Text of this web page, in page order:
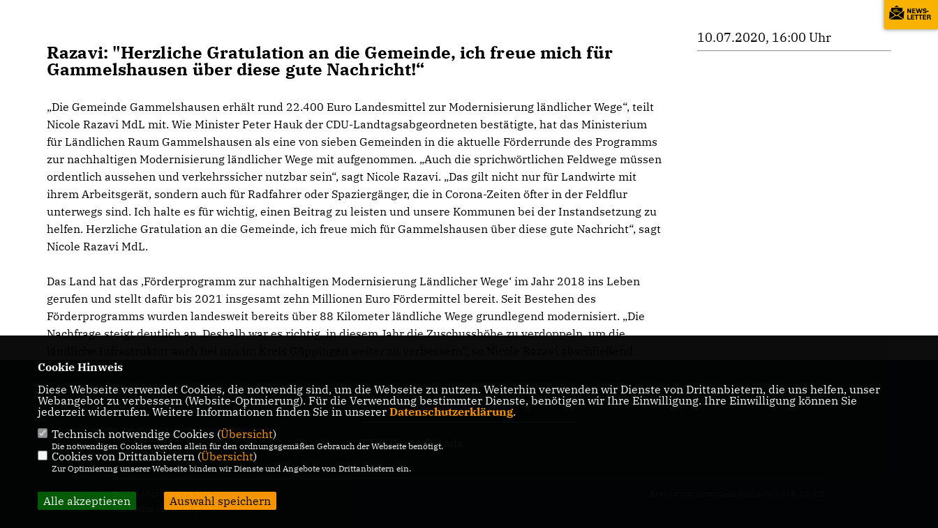
Razavi: "Herzliche Gratulation an die Gemeinde, ich freue mich für
Gammelshausen über diese gute Nachricht!“
Die Gemeinde Gammelshausen erhält rund 22.400 Euro Landesmittel zur Modernisierung ländlicher Wege“, teilt
Nicole Razavi MdL mit. Wie Minister Peter Hauk der CDU-Landtagsabgeordneten bestätigte, hat das Ministerium
für Ländlichen Raum Gammelshausen als eine von sieben Gemeinden in die aktuelle Förderrunde des Programms
zur nachhaltigen Modernisierung ländlicher Wege mit aufgenommen. „Auch die sprichwörtlichen Feldwege müssen
ordentlich aussehen und verkehrssicher nutzbar sein“, sagt Nicole Razavi. „Das gilt nicht nur für Landwirte mit
ihrem Arbeitsgerät, sondern auch für Radfahrer oder Spaziergänger, die in Corona-Zeiten öfter in der Feldflur
unterwegs sind. Ich halte es für wichtig, einen Beitrag zu leisten und unsere Kommunen bei der Instandsetzung zu
helfen. Herzliche Gratulation an die Gemeinde, ich freue mich für Gammelshausen über diese gute Nachricht“, sagt
Nicole Razavi MdL.
Das Land hat das ‚Förderprogramm zur nachhaltigen Modernisierung Ländlicher Wege‘ im Jahr 2018 ins Leben
gerufen und stellt dafür bis 2021 insgesamt zehn Millionen Euro Fördermittel bereit. Seit Bestehen des
Förderprogramms wurden landesweit bereits über 88 Kilometer ländliche Wege grundlegend modernisiert. „Die
Nachfrage steigt deutlich an. Deshalb war es richtig, in diesem Jahr die Zuschusshöhe zu verdoppeln, um die
10.07.2020, 16:00 Uhr
Hier finden Sie Informationen über Nicole
Razavi MdL
IMPRESSUM
DATENSCHUTZ
KONTAKT
CDU Baden-Württemberg
CDU Deutschlands
@2026 Nicole Razavi MdL
Alle Rechte vorbehalten.
Cookie Hinweis
Diese Webseite verwendet Cookies, die notwendig sind, um die Webseite zu nutzen. Weiterhin verwenden wir Dienste von Drittanbietern, die uns helfen, unser
Webangebot zu verbessern (Website-Optmierung). Für die Verwendung bestimmter Dienste, benötigen wir Ihre Einwilligung. Ihre Einwilligung können Sie
jederzeit widerrufen. Weitere Informationen finden Sie in unserer Datenschutzerklärung.
Technisch notwendige Cookies (Übersicht)
Die notwendigen Cookies werden allein für den ordnungsgemäßen Gebrauch der Webseite benötigt.
Cookies von Drittanbietern (Übersicht)
Zur Optimierung unserer Webseite binden wir Dienste und Angebote von Drittanbietern ein.
Alle akzeptieren Auswahl speichern